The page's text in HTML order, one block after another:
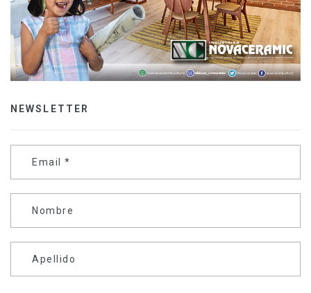
NEWSLETTER
Email *
Nombre
Apellido